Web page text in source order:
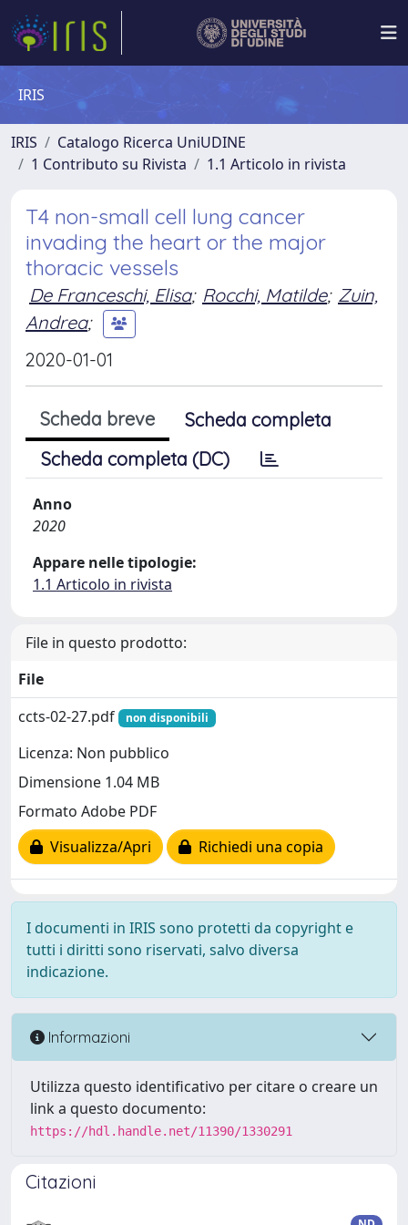
IRIS
IRIS
Catalogo Ricerca UniUDINE
1 Contributo su Rivista
1.1 Articolo in rivista
T4 non-small cell lung cancer
invading the heart or the major
thoracic vessels
De Franceschi, Elisa; Rocchi, Matilde; Zuin,
Andrea;
2020-01-01
Scheda breve
Scheda completa
Scheda completa (DC)
Anno
2020
Appare nelle tipologie:
1.1 Articolo in rivista
File in questo prodotto:
File
ccts-02-27.pdf
non disponibili
Licenza: Non pubblico
Dimensione 1.04 MB
Formato Adobe PDF
Visualizza/Apri
Richiedi una copia
I documenti in IRIS sono protetti da copyright e
tutti i diritti sono riservati, salvo diversa
indicazione.
Informazioni
Utilizza questo identificativo per citare o creare un
link a questo documento:
https://hdl.handle.net/11390/1330291
Citazioni